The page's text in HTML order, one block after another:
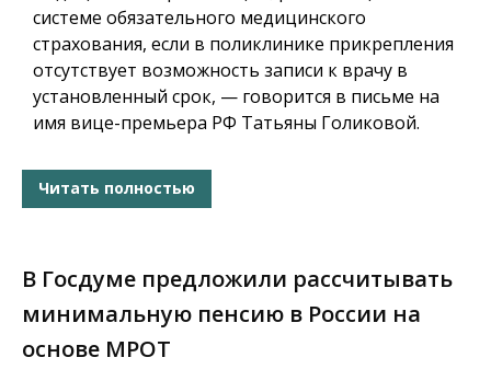
системе обязательного медицинского
страхования, если в поликлинике прикрепления
отсутствует возможность записи к врачу в
установленный срок, — говорится в письме на
имя вице-премьера РФ Татьяны Голиковой.
Читать полностью
В Госдуме предложили рассчитывать
минимальную пенсию в России на
основе МРОТ